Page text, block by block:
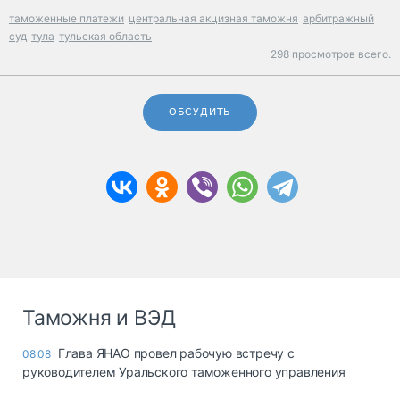
таможенные платежи центральная акцизная таможня арбитражный
суд тула тульская область
298 просмотров всего.
ОБСУДИТЬ
Таможня и ВЭД
08.08 Глава ЯНАО провел рабочую встречу с
руководителем Уральского таможенного управления